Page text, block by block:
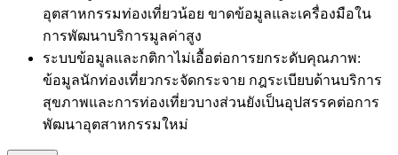
อุตสาหกรรมท่องเที่ยวน้อย ขาดข้อมูลและเครื่องมือใน
การพัฒนาบริการมูลค่าสูง
ระบบข้อมูลและกติกาไม่เอื้อต่อการยกระดับคุณภาพ:
ข้อมูลนักท่องเที่ยวกระจัดกระจาย กฎระเบียบด้านบริการ
สุขภาพและการท่องเที่ยวบางส่วนยังเป็นอุปสรรคต่อการ
พัฒนาอุตสาหกรรมใหม่